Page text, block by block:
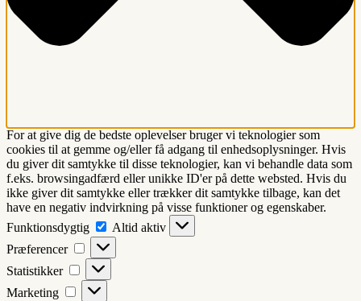
For at give dig de bedste oplevelser bruger vi teknologier som
cookies til at gemme og/eller få adgang til enhedsoplysninger. Hvis
du giver dit samtykke til disse teknologier, kan vi behandle data som
f.eks. browsingadfærd eller unikke ID'er på dette websted. Hvis du
ikke giver dit samtykke eller trækker dit samtykke tilbage, kan det
have en negativ indvirkning på visse funktioner og egenskaber.
Funktionsdygtig
Funktionsdygtig
Altid aktiv
Præferencer
Præferencer
Statistikker Statistikker
Marketing Marketing